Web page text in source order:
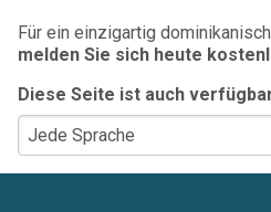
Für ein einzigartig
melden Sie sich heute
Diese Seite ist auch